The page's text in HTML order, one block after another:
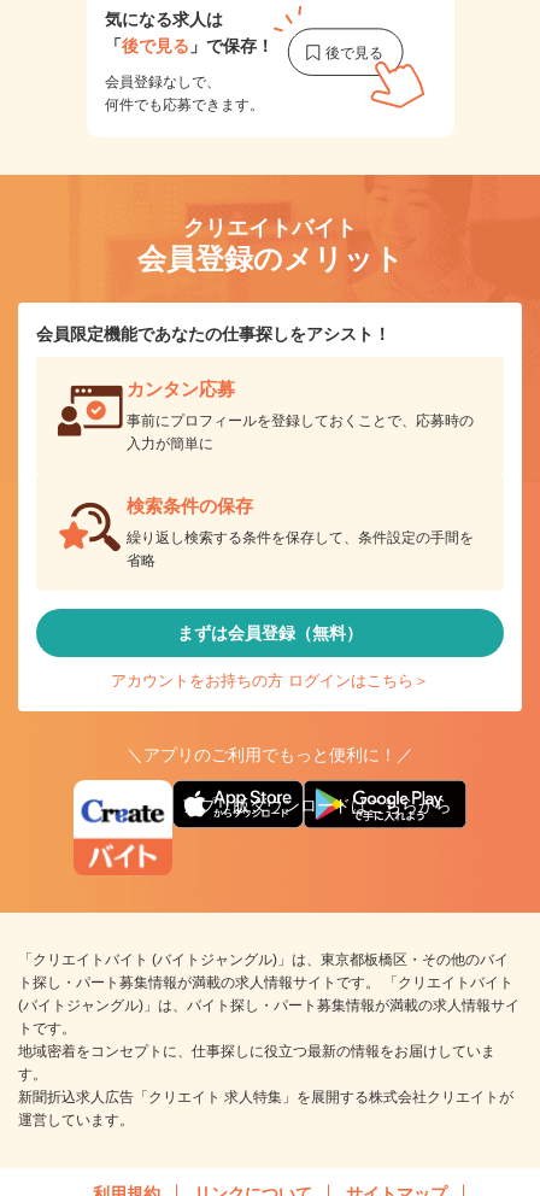
気になる求人は
「後で見る 」で保存！
会員登録なしで、
何件でも応募できます。
クリエイトバイト
会員登録のメリット
会員限定機能であなたの仕事探しをアシスト！
カンタン応募
事前にプロフィールを登録しておくことで、応募時の
入力が簡単に
検索条件の保存
繰り返し検索する条件を保存して、条件設定の手間を
省略
まずは会員登録（無料）
アカウントをお持ちの方 ログインはこちら＞
＼アプリのご利用でもっと便利に！／
アプリ版ダウンロードはこちらから
「クリエイトバイト (バイトジャングル)」は、東京都板橋区・その他のバイ
ト探し・パート募集情報が満載の求人情報サイトです。 「クリエイトバイト
(バイトジャングル)」は、バイト探し・パート募集情報が満載の求人情報サイ
トです。
地域密着をコンセプトに、仕事探しに役立つ最新の情報をお届けしていま
す。
新聞折込求人広告「クリエイト 求人特集」を展開する株式会社クリエイトが
運営しています。